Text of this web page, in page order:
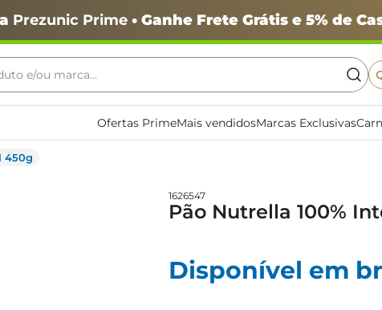
Prezunic Prime• Ganhe Frete Grátis e 5% de
e/ou marca...
Ofertas PrimeMais vendidosMarcas Exclusivas
450g
1626547
Pão Nutrella 100%
Disponível em